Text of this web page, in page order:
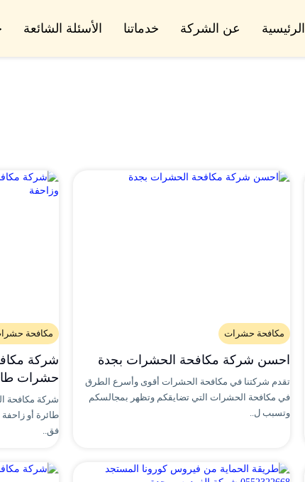
الرئيسية عن الشركة خدماتنا الأسئلة الشائعة
مكافحة حشرات
احسن شركة مكافحة الحشرات بجدة
تقدم شركتنا في مكافحة الحشرات أقوى وأسرع الطرق
في مكافحة الحشرات التي تضايقكم وتظهر بمجالسكم
وتسبب ل..
مكافحة
شركة
حشرات
شركة مكافحة
طائرة أو
فق..